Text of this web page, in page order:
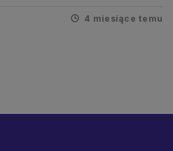
4 miesiące temu